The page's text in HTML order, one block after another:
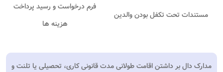
مستندات تحت تکفل بودن والدین
فرم درخواست و رسید پرداخت
هزینه ها
مدارک دال بر داشتن اقامت طولانی مدت قانونی کاری، تحصیلی یا تلنت و